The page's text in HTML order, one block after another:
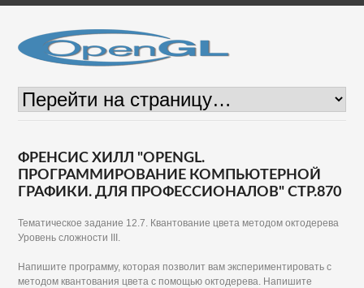
ФРЕНСИС ХИЛЛ "OPENGL.
ПРОГРАММИРОВАНИЕ КОМПЬЮТЕРНОЙ
ГРАФИКИ. ДЛЯ ПРОФЕССИОНАЛОВ" СТР.870
Тематическое задание 12.7. Квантование цвета методом октодерева
Уровень сложности III.
Напишите программу, которая позволит вам экспериментировать с
методом квантования цвета с помощью октодерева. Напишите